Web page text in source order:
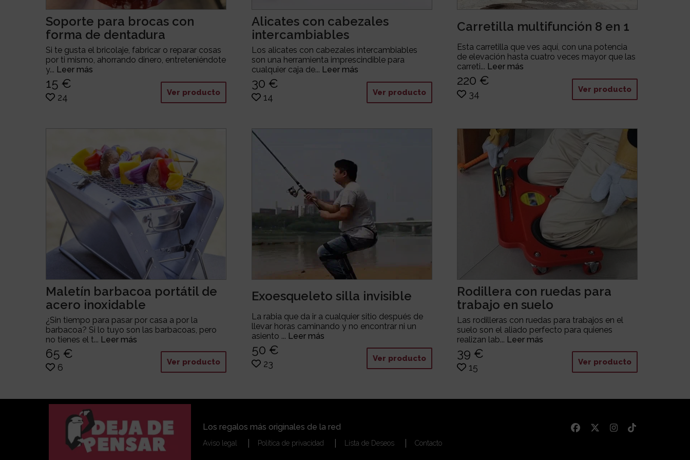
Soporte para brocas con
forma de dentadura
Si te gusta el bricolaje, fabricar o reparar cosas
por ti mismo, ahorrando dinero, entreteniéndote
y... Leer más
15 €
24 Ver producto
Alicates con cabezales
intercambiables
Los alicates con cabezales intercambiables
son una herramienta imprescindible para
cualquier caja de... Leer más
30 €
14 Ver producto
Carretilla multifunción 8 en 1
Esta carretilla que ves aquí, con una potencia
de elevación hasta cuatro veces mayor que las
carreti... Leer más
220 €
34 Ver producto
Maletín barbacoa portátil de
acero inoxidable
¿Sin tiempo para pasar por casa a por la
barbacoa? Si lo tuyo son las barbacoas, pero
no tienes el t... Leer más
65 €
6 Ver producto
Exoesqueleto silla invisible
La rabia que da ir a cualquier sitio después de
llevar horas caminando y no encontrar ni un
asiento ... Leer más
50 €
23 Ver producto
Rodillera con ruedas para
trabajo en suelo
Las rodilleras con ruedas para trabajos en el
suelo son el aliado perfecto para quienes
realizan lab... Leer más
39 €
15 Ver producto
Los regalos más originales de la red
Aviso legal Política de privacidad Lista de Deseos Contacto